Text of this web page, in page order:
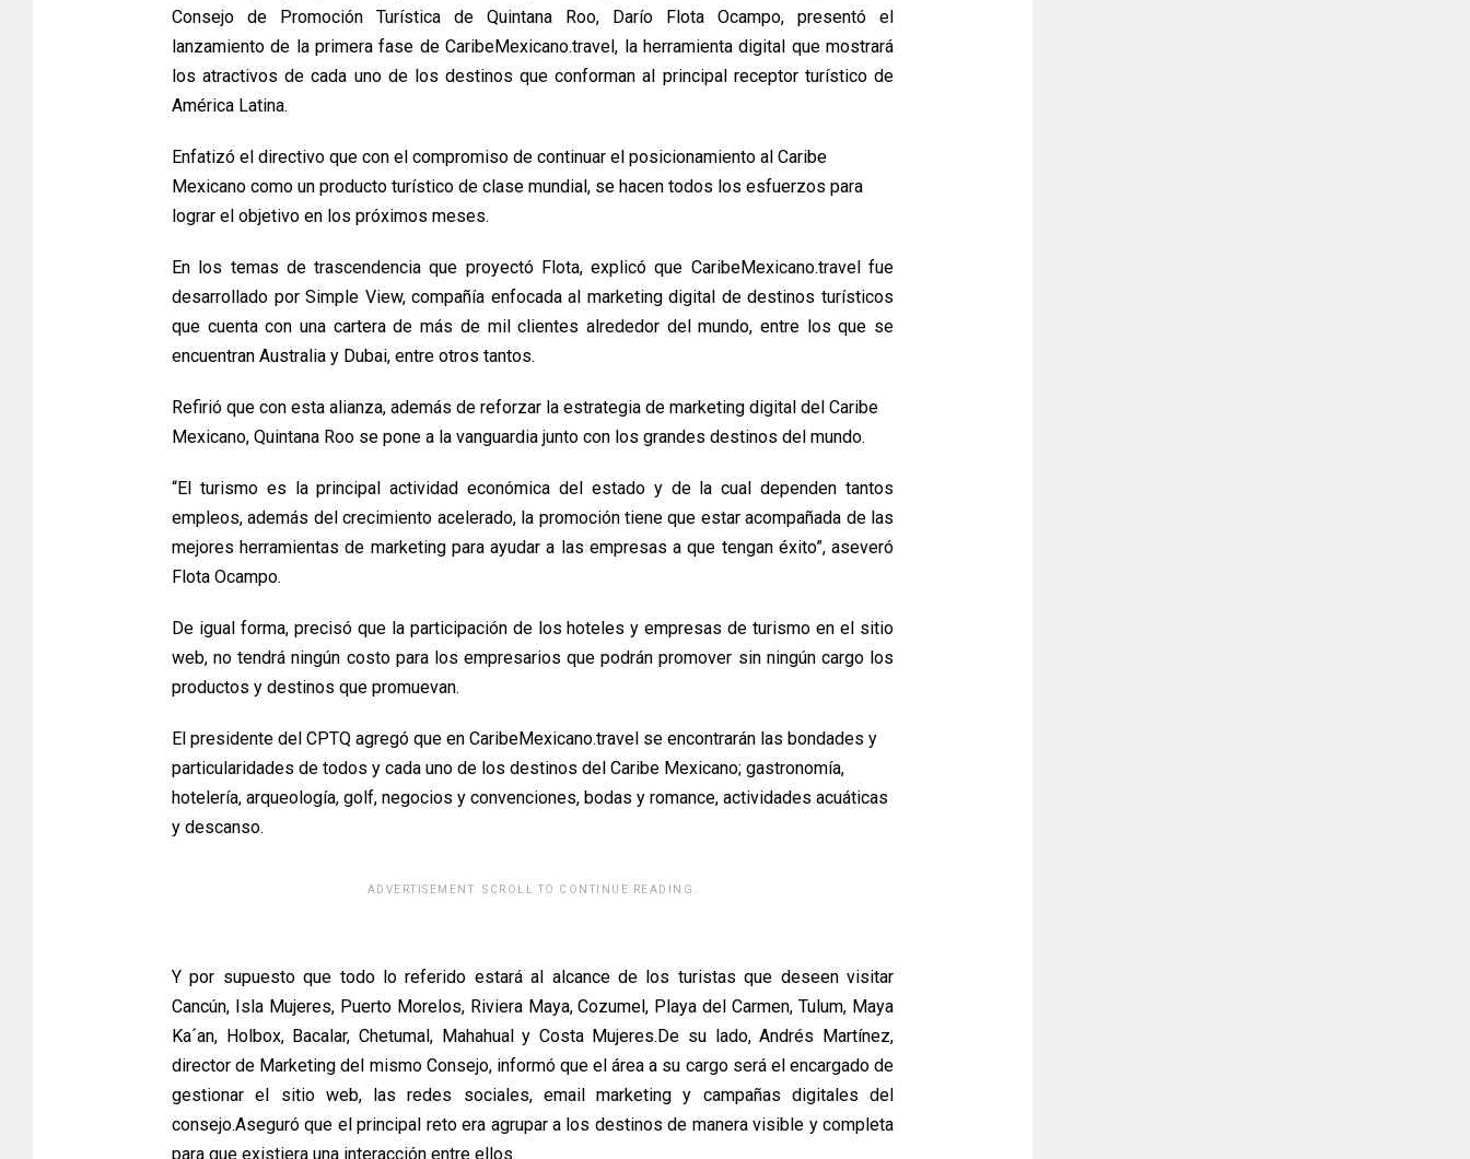
Consejo de Promoción Turística de Quintana Roo, Darío Flota Ocampo, presentó el
lanzamiento de la primera fase de CaribeMexicano.travel, la herramienta digital que mostrará
los atractivos de cada uno de los destinos que conforman al principal receptor turístico de
América Latina.
Enfatizó el directivo que con el compromiso de continuar el posicionamiento al Caribe
Mexicano como un producto turístico de clase mundial, se hacen todos los esfuerzos para
lograr el objetivo en los próximos meses.
En los temas de trascendencia que proyectó Flota, explicó que CaribeMexicano.travel fue
desarrollado por Simple View, compañía enfocada al marketing digital de destinos turísticos
que cuenta con una cartera de más de mil clientes alrededor del mundo, entre los que se
encuentran Australia y Dubai, entre otros tantos.
Refirió que con esta alianza, además de reforzar la estrategia de marketing digital del Caribe
Mexicano, Quintana Roo se pone a la vanguardia junto con los grandes destinos del mundo.
“El turismo es la principal actividad económica del estado y de la cual dependen tantos
empleos, además del crecimiento acelerado, la promoción tiene que estar acompañada de las
mejores herramientas de marketing para ayudar a las empresas a que tengan éxito”, aseveró
Flota Ocampo.
De igual forma, precisó que la participación de los hoteles y empresas de turismo en el sitio
web, no tendrá ningún costo para los empresarios que podrán promover sin ningún cargo los
productos y destinos que promuevan.
El presidente del CPTQ agregó que en CaribeMexicano.travel se encontrarán las bondades y
particularidades de todos y cada uno de los destinos del Caribe Mexicano; gastronomía,
hotelería, arqueología, golf, negocios y convenciones, bodas y romance, actividades acuáticas
y descanso.
ADVERTISEMENT. SCROLL TO CONTINUE READING.
Y por supuesto que todo lo referido estará al alcance de los turistas que deseen visitar
Cancún, Isla Mujeres, Puerto Morelos, Riviera Maya, Cozumel, Playa del Carmen, Tulum, Maya
Ka´an, Holbox, Bacalar, Chetumal, Mahahual y Costa Mujeres.De su lado, Andrés Martínez,
director de Marketing del mismo Consejo, informó que el área a su cargo será el encargado de
gestionar el sitio web, las redes sociales, email marketing y campañas digitales del
consejo.Aseguró que el principal reto era agrupar a los destinos de manera visible y completa
para que existiera una interacción entre ellos.